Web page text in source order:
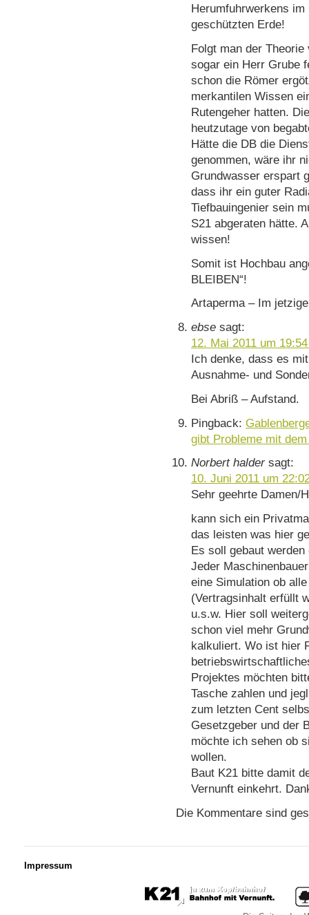
Herumfuhrwerkens
geschützten Erde!
Folgt man der
sogar ein Herr Grube
schon die Römer
merkantilen Wissen
Rutengeher hatten.
heutzutage von
Hätte die DB die
genommen, wäre ihr
Grundwasser erspart
dass ihr ein guter
Tiefbauingenier sein
S21 abgeraten hätte.
wissen!
Somit ist Hochbau
BLEIBEN“!
Artaperma – Im
ebse sagt:
12. Mai 2011 um
Ich denke, dass es
Ausnahme- und
Bei Abriß – Aufstand.
Pingback:
gibt Probleme mit
Norbert halder sagt:
10. Juni 2011 um
Sehr geehrte Damen/
kann sich ein
das leisten was hier
Es soll gebaut
Jeder
eine Simulation ob
(Vertragsinhalt erfüllt
u.s.w. Hier soll
schon viel mehr
kalkuliert. Wo ist hier
Projektes möchten
Tasche zahlen und
zum letzten Cent
Gesetzgeber und der
möchte ich sehen ob
wollen.
Baut K21 bitte damit
Vernunft einkehrt.
Die Kommentare sind
Impressum